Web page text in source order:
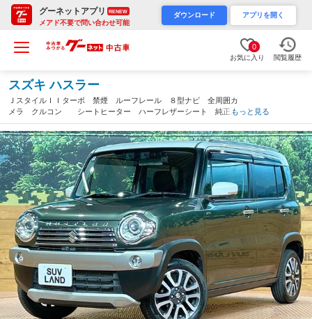
グーネットアプリ RENEW
メアド不要で問い合わせ可能
ダウンロード アプリを開く
0
お気に入り 閲覧履歴
スズキ ハスラー
ＪスタイルＩＩターボ 禁煙 ルーフレール ８型ナビ 全周囲カ
メラ クルコン シートヒーター ハーフレザーシート 純正１
５インチアルミ ドラレコ フルセグ ＣＤ／ＤＶＤ再生 Ｂｌｕ
ｅｔｏｏｔｈ接続 オートエアコン ＥＴＣ（千葉県）
もっと見る